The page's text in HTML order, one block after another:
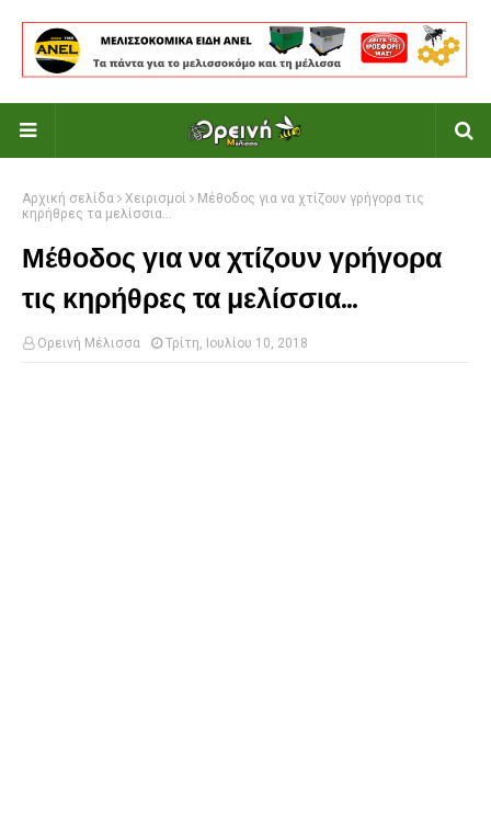
Αρχική σελίδα Χειρισμοί
Μέθοδος για να χτίζουν γρήγορα τις
κηρήθρες τα μελίσσια...
Μέθοδος για να χτίζουν γρήγορα
τις κηρήθρες τα μελίσσια...
Ορεινή Μέλισσα Τρίτη, Ιουλίου 10, 2018